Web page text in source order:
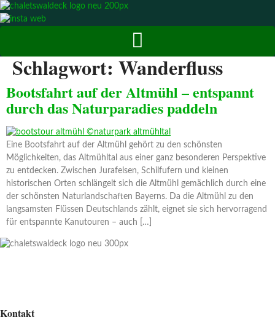
Zum
Inhalt
Schlagwort: Wanderfluss
Bootsfahrt auf der Altmühl – entspannt
durch das Naturparadies paddeln
Eine Bootsfahrt auf der Altmühl gehört zu den schönsten
Möglichkeiten, das Altmühltal aus einer ganz besonderen Perspektive
zu entdecken. Zwischen Jurafelsen, Schilfufern und kleinen
historischen Orten schlängelt sich die Altmühl gemächlich durch eine
der schönsten Naturlandschaften Bayerns. Da die Altmühl zu den
langsamsten Flüssen Deutschlands zählt, eignet sie sich hervorragend
für entspannte Kanutouren – auch […]
Kontakt